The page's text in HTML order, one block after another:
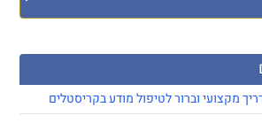
מקצועי וברור לטיפול מודע בקריסטלים